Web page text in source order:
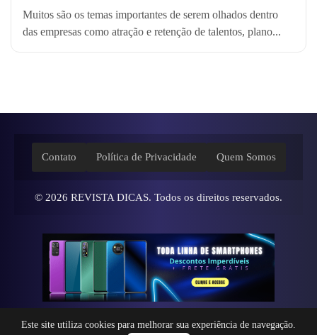
Muitos são os temas importantes de serem olhados dentro
das empresas como atração e retenção de talentos, plano...
Contato Política de Privacidade Quem Somos
© 2026 REVISTA DICAS. Todos os direitos reservados.
Este site utiliza cookies para melhorar sua experiência de navegação.